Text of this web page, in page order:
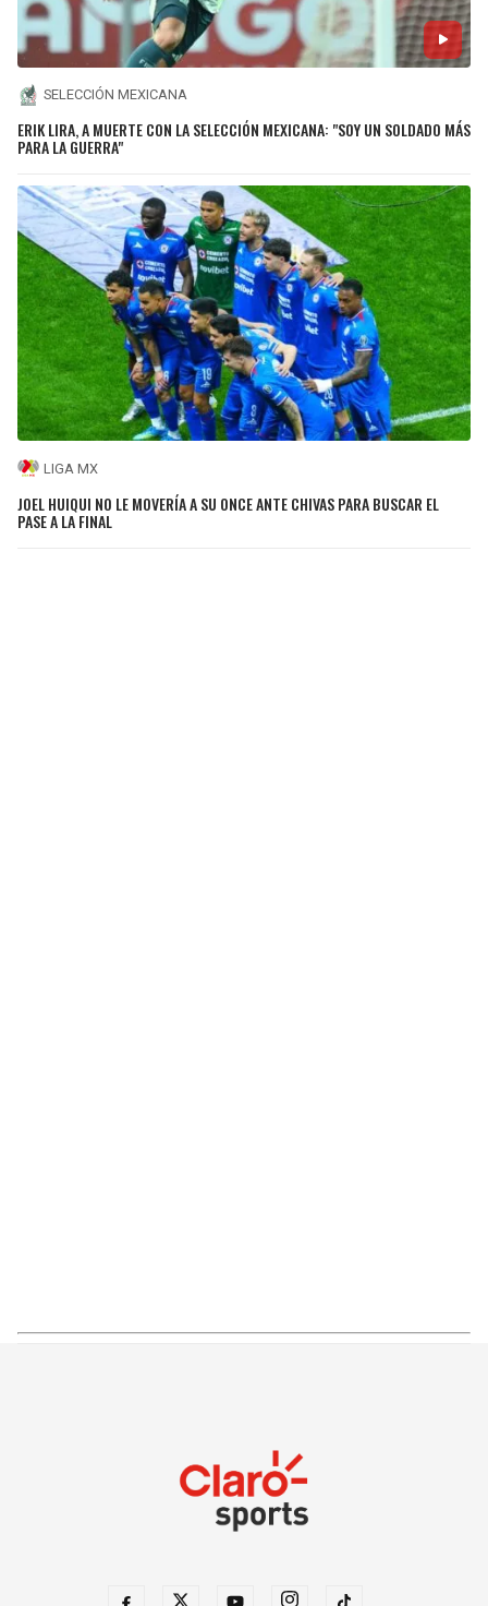
SELECCIÓN MEXICANA
ERIK LIRA, A MUERTE CON LA SELECCIÓN MEXICANA: "SOY UN SOLDADO MÁS
PARA LA GUERRA"
LIGA MX
JOEL HUIQUI NO LE MOVERÍA A SU ONCE ANTE CHIVAS PARA BUSCAR EL
PASE A LA FINAL